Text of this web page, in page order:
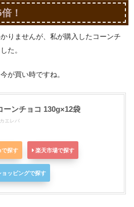
！
りませんが、私が購入したコーンチ
た。
が買い時ですね。
ーンチョコ 130g×12袋
カエレバ
探す 楽天市場で探す
ッピングで探す